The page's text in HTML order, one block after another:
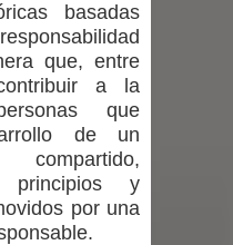
basadas
que, entre
a la
que
de un
compartido,
principios y
por una